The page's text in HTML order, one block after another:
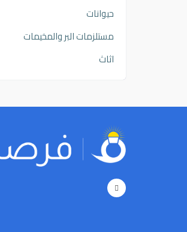
حيوانات
مستلزمات البر والمخيمات
اثاث